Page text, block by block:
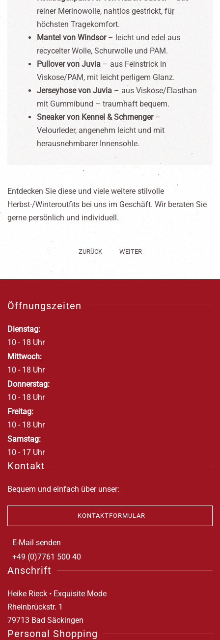
reiner Merinowolle, nahtlos gestrickt, für
höchsten Tragekomfort.
Mantel von Windsor– leicht und edel aus
recycelter Wolle, Schurwolle und PAM.
Pullover von Juvia – aus Feinstrick in
Viskose/PAM, mit leicht perligem Glanz.
Jerseyhose von Juvia – aus Viskose/Elasthan
mit Gummibund – traumhaft bequem.
Sneaker von Kennel & Schmenger–
Velourleder, angenehm leicht und mit
herausnehmbarer Innensohle.
Entdecken Sie diese und viele weitere stilvolle
Herbst-/Winteroutfits bei uns im Geschäft. Wir beraten Sie
gerne persönlich und individuell.
ZURÜCK WEITER
Öffnungszeiten
Dienstag:
10 - 18 Uhr
Mittwoch:
10 - 18 Uhr
Donnerstag:
10 - 18 Uhr
Freitag:
10 - 18 Uhr
Samstag:
10 - 17 Uhr
Kontakt
Bequem und einfach über unser:
KONTAKTFORMULAR
E-Mail senden
+49 (0)7761 500 40
Anschrift
Heike Rieck • Exquisite Mode
Rheinbrückstr. 1
79713 Bad Säckingen
Personal Shopping